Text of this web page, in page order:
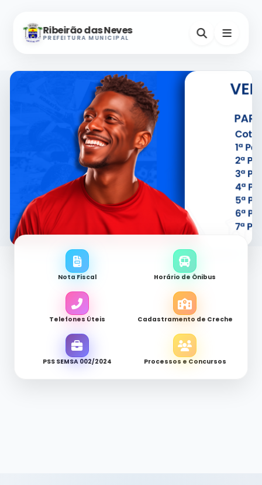
Ribeirão das Neves
PREFEITURA MUNICIPAL
Nota Fiscal Horário de Ônibus
Telefones Úteis Cadastramento de Creche
PSS SEMSA 002/2024 Processos e Concursos
Nevinho
Assistente Virtual
A-
Horários e Endereços Secretarias